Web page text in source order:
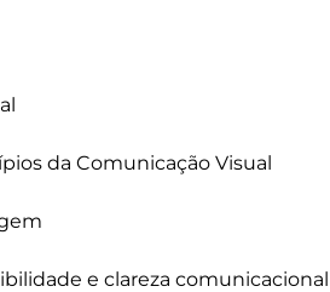
da Comunicação Visual
e clareza comunicacional